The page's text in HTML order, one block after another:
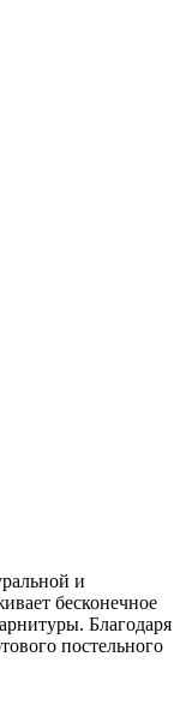
и
бесконечное
Благодаря
постельного